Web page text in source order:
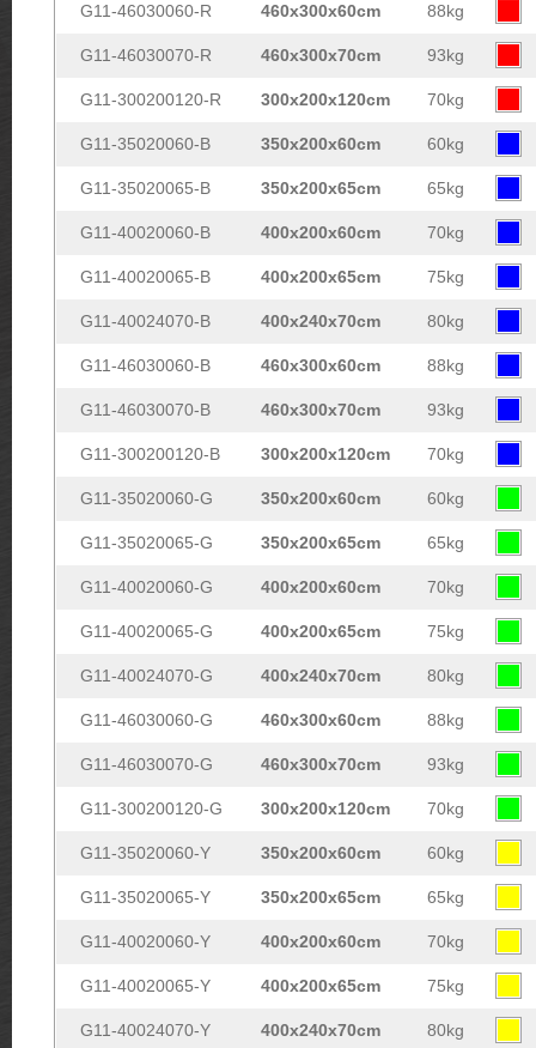
G11-46030060-R 460x300x60cm 88kg
G11-46030070-R 460x300x70cm 93kg
G11-300200120-R 300x200x120cm 70kg
G11-35020060-B 350x200x60cm 60kg
G11-35020065-B 350x200x65cm 65kg
G11-40020060-B 400x200x60cm 70kg
G11-40020065-B 400x200x65cm 75kg
G11-40024070-B 400x240x70cm 80kg
G11-46030060-B 460x300x60cm 88kg
G11-46030070-B 460x300x70cm 93kg
G11-300200120-B 300x200x120cm 70kg
G11-35020060-G 350x200x60cm 60kg
G11-35020065-G 350x200x65cm 65kg
G11-40020060-G 400x200x60cm 70kg
G11-40020065-G 400x200x65cm 75kg
G11-40024070-G 400x240x70cm 80kg
G11-46030060-G 460x300x60cm 88kg
G11-46030070-G 460x300x70cm 93kg
G11-300200120-G 300x200x120cm 70kg
G11-35020060-Y 350x200x60cm 60kg
G11-35020065-Y 350x200x65cm 65kg
G11-40020060-Y 400x200x60cm 70kg
G11-40020065-Y 400x200x65cm 75kg
G11-40024070-Y 400x240x70cm 80kg